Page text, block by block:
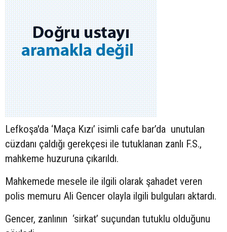
Lefkoşa'da ‘Maça Kızı’ isimli cafe bar’da unutulan
cüzdanı çaldığı gerekçesi ile tutuklanan zanlı F.S.,
mahkeme huzuruna çıkarıldı.
Mahkemede mesele ile ilgili olarak şahadet veren
polis memuru Ali Gencer olayla ilgili bulguları aktardı.
Gencer, zanlının ‘sirkat’ suçundan tutuklu olduğunu